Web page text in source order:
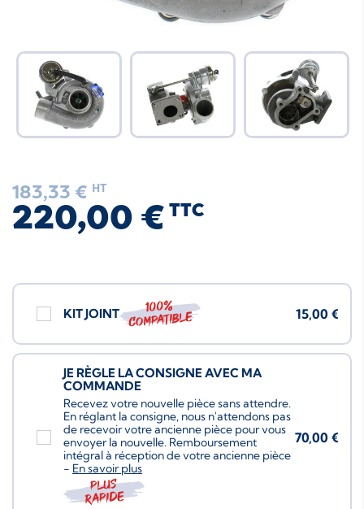
183,33 € HT
220,00 € TTC
KIT JOINT 100%
compatible 15,00 €
JE RÈGLE LA CONSIGNE AVEC MA
COMMANDE
Recevez votre nouvelle pièce sans attendre.
En réglant la consigne, nous n'attendons pas
de recevoir votre ancienne pièce pour vous
envoyer la nouvelle. Remboursement
intégral à réception de votre ancienne pièce
- En savoir plus
Plus
rapide
70,00 €